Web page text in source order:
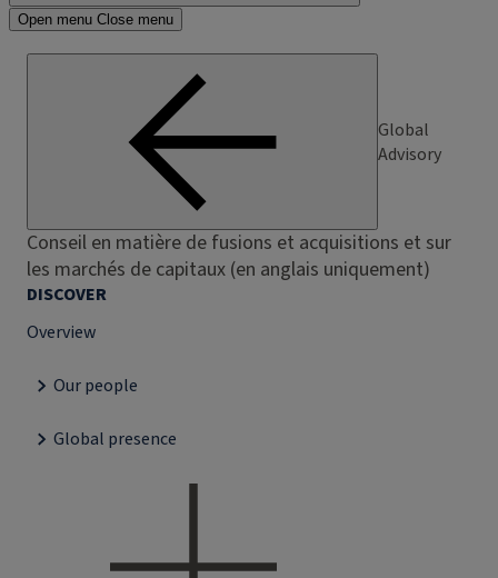
Open menu Close menu
Global
Advisory
Conseil en matière de fusions et acquisitions et sur
les marchés de capitaux (en anglais uniquement)
DISCOVER
Overview
Our people
Global presence